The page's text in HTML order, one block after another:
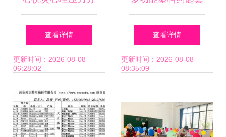
析仪解析 专业心理
咨询设备的市场表
现与厂家报价
查看详情
更新时间：2026-08-08
06:28:02
装 化学实验与医药
教学的精准助手
查看详情
更新时间：2026-08-08
08:35:09